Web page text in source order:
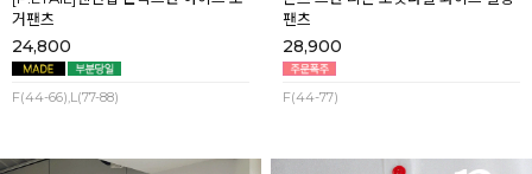
거팬츠
24,800
F(44-66),L(77-88)
팬츠
28,900
F(44-77)